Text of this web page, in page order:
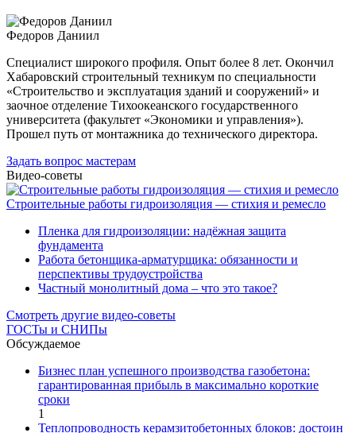
Федоров Даниил
Специалист широкого профиля. Опыт более 8 лет. Окончил
Хабаровский строительный техникум по специальности
«Строительство и эксплуатация зданий и сооружений» и
заочное отделение Тихоокеанского государственного
университета (факультет «Экономики и управления»).
Прошел путь от монтажника до технического директора.
Задать вопрос мастерам
Видео-советы
Строительные работы гидроизоляция — стихия и ремесло
Пленка для гидроизоляции: надёжная защита
фундамента
Работа бетонщика-арматурщика: обязанности и
перспективы трудоустройства
Частный монолитный дома – что это такое?
Смотреть другие видео-советы
ГОСТы и СНИПы
Обсуждаемое
Бизнес план успешного производства газобетона:
гарантированная прибыль в максимально короткие
сроки
1
Теплопроводность керамзитобетонных блоков: достоин